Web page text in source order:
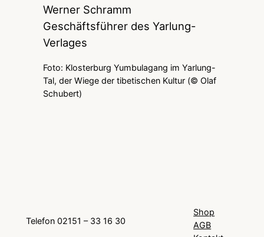
Werner Schramm
Geschäftsführer des Yarlung-
Verlages
Foto: Klosterburg Yumbulagang im Yarlung-
Tal, der Wiege der tibetischen Kultur (© Olaf
Schubert)
Telefon 02151 – 33 16 30
Shop
AGB